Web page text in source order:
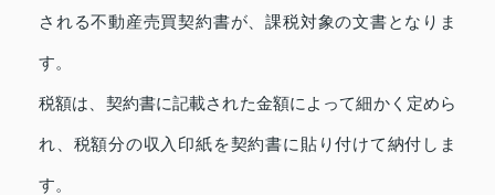
される不動産売買契約書が、課税対象の文書となりま
す。
税額は、契約書に記載された金額によって細かく定めら
れ、税額分の収入印紙を契約書に貼り付けて納付しま
す。